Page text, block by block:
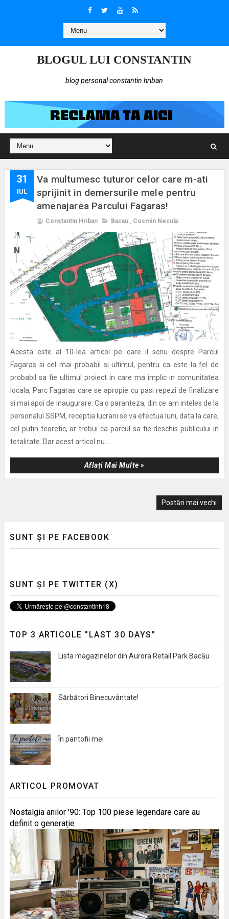
BLOGUL LUI CONSTANTIN
blog personal constantin hriban
31
IUL
Va multumesc tuturor celor care m-ati
sprijinit in demersurile mele pentru
amenajarea Parcului Fagaras!
Constantin Hriban Bacau , Cosmin Necula
Acesta este al 10-lea articol pe care il scriu despre Parcul
Fagaras si cel mai probabil si ultimul, pentru ca este la fel de
probabil sa fie ultimul proiect in care ma implic in comunitatea
locala, Parc Fagaras care se apropie cu pasi repezi de finalizare
si mai apoi de inaugurare. Ca o paranteza, din ce am inteles de la
personalul SSPM, receptia lucrarii se va efectua luni, data la care,
cel putin teoretic, ar trebui ca parcul sa fie deschis publicului in
totalitate. Dar acest articol nu...
Aflați Mai Multe »
Postări mai vechi
SUNT ȘI PE FACEBOOK
SUNT ȘI PE TWITTER (X)
TOP 3 ARTICOLE "LAST 30 DAYS"
Lista magazinelor din Aurora Retail Park Bacău
Sărbători Binecuvântate!
În pantofii mei
ARTICOL PROMOVAT
Nostalgia anilor '90: Top 100 piese legendare care au
definit o generație